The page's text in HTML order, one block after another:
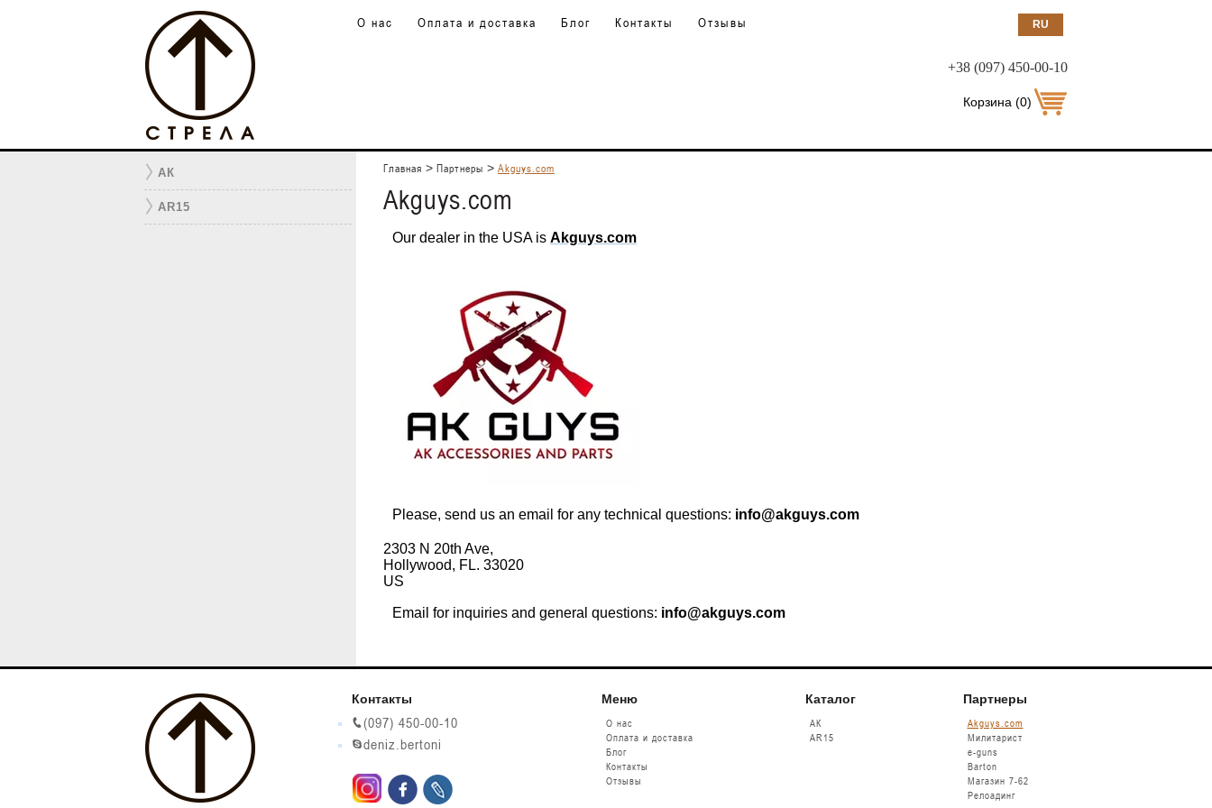
О нас Оплата и доставка Блог Контакты Отзывы
RU
UA
+38 (097) 450-00-10
Корзина (0)
АК
AR15
Главная > Партнеры > Akguys.com
Akguys.com
Our dealer in the USA is A kguys.com
Please, send us an email for any technical questions: info@akguys.com
2303 N 20th Ave,
Hollywood, FL. 33020
US
Email for inquiries and general questions: info@akguys.com
Контакты
(097) 450-00-10
deniz.bertoni
Меню
О нас
Оплата и доставка
Блог
Контакты
Отзывы
Каталог
АК
AR15
Партнеры
Akguys.com
Милитарист
e-guns
Barton
Магазин 7-62
Релоадинг